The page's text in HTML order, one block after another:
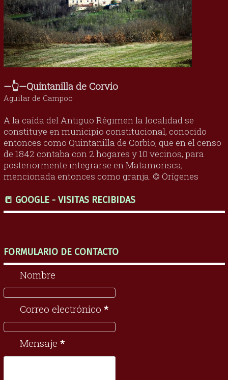
—👆—Quintanilla de Corvio
Aguilar de Campoo
A la caída del Antiguo Régimen la localidad se
constituye en municipio constitucional, conocido
entonces como Quintanilla de Corbio, que en el censo
de 1842 contaba con 2 hogares y 10 vecinos, para
posteriormente integrarse en Matamorisca,
mencionada entonces como granja. © Orígenes
📒 GOOGLE - VISITAS RECIBIDAS
FORMULARIO DE CONTACTO
Nombre
Correo electrónico *
Mensaje *